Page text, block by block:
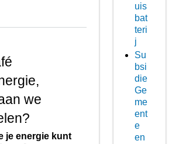
we
je energie kunt
uis
bat
teri
j
Su
bsi
die
Ge
me
ent
e
en